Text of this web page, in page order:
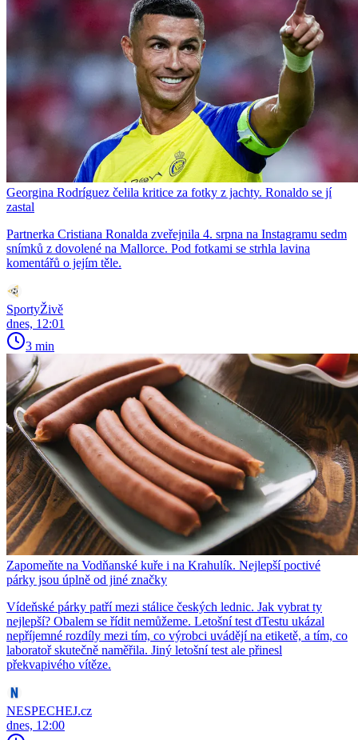
Georgina Rodríguez čelila kritice za fotky z jachty. Ronaldo se jí
zastal
Partnerka Cristiana Ronalda zveřejnila 4. srpna na Instagramu sedm
snímků z dovolené na Mallorce. Pod fotkami se strhla lavina
komentářů o jejím těle.
SportyŽivě
dnes, 12:01
3 min
Zapomeňte na Vodňanské kuře i na Krahulík. Nejlepší poctivé
párky jsou úplně od jiné značky
Vídeňské párky patří mezi stálice českých lednic. Jak vybrat ty
nejlepší? Obalem se řídit nemůžeme. Letošní test dTestu ukázal
nepříjemné rozdíly mezi tím, co výrobci uvádějí na etiketě, a tím, co
laboratoř skutečně naměřila. Jiný letošní test ale přinesl
překvapivého vítěze.
NESPECHEJ.cz
dnes, 12:00